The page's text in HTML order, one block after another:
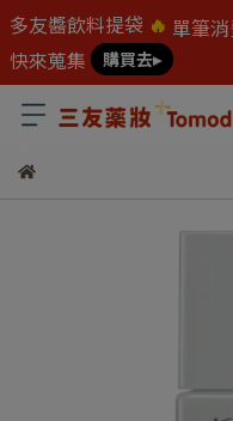
多友醬飲料提袋 🔥 單筆
快來蒐集
購買去▸